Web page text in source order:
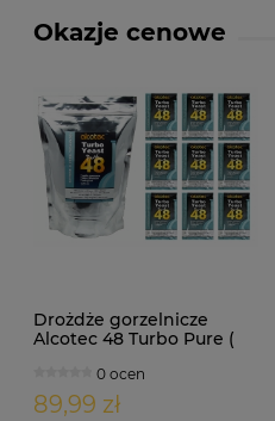
Okazje cenowe
Drożdże gorzelnicze
Alcotec 48 Turbo Pure (
0 ocen
89,99 zł